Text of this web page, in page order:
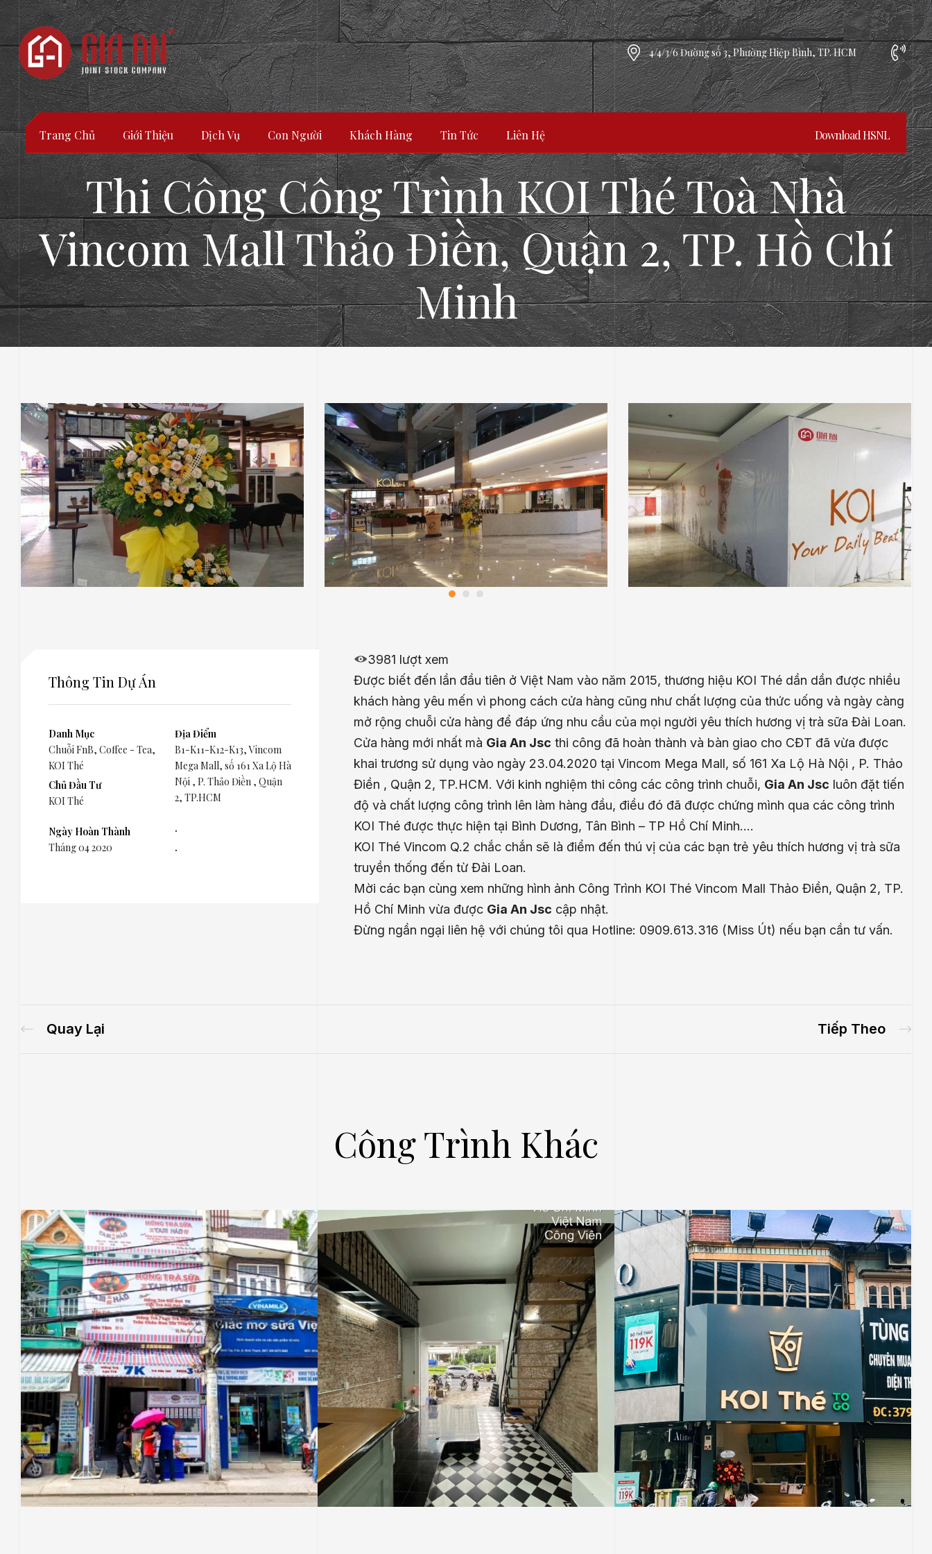
4/4/3/6 Đường số 3, Phường Hiệp Bình, TP. HCM
Trang Chủ Giới Thiệu Dịch Vụ Con Người Khách Hàng Tin Tức Liên Hệ Download HSNL
Thi Công Công Trình KOI Thé Toà Nhà
Vincom Mall Thảo Điền, Quận 2, TP. Hồ Chí
Minh
Thông Tin Dự Án
Danh Mục
Chuỗi FnB, Coffee - Tea,
KOI Thé
Chủ Đầu Tư
KOI Thé
Ngày Hoàn Thành
Tháng 04 2020
Địa Điểm
B1-K11-K12-K13, Vincom
Mega Mall, số 161 Xa Lộ Hà
Nội , P. Thảo Điền , Quận
2, TP.HCM
.
.
3981 lượt xem
Được biết đến lần đầu tiên ở Việt Nam vào năm 2015, thương hiệu KOI Thé dần dần được nhiều
khách hàng yêu mến vì phong cách cửa hàng cũng như chất lượng của thức uống và ngày càng
mở rộng chuỗi cửa hàng để đáp ứng nhu cầu của mọi người yêu thích hương vị trà sữa Đài Loan.
Cửa hàng mới nhất mà Gia An Jsc thi công đã hoàn thành và bàn giao cho CĐT đã vừa được
khai trương sử dụng vào ngày 23.04.2020 tại Vincom Mega Mall, số 161 Xa Lộ Hà Nội , P. Thảo
Điền , Quận 2, TP.HCM. Với kinh nghiệm thi công các công trình chuỗi, Gia An Jsc luôn đặt tiến
độ và chất lượng công trình lên làm hàng đầu, điều đó đã được chứng mình qua các công trình
KOI Thé được thực hiện tại Bình Dương, Tân Bình – TP Hồ Chí Minh….
KOI Thé Vincom Q.2 chắc chắn sẽ là điểm đến thú vị của các bạn trẻ yêu thích hương vị trà sữa
truyền thống đến từ Đài Loan.
Mời các bạn cùng xem những hình ảnh Công Trình KOI Thé Vincom Mall Thảo Điền, Quận 2, TP.
Hồ Chí Minh vừa được Gia An Jsc cập nhật.
Đừng ngần ngại liên hệ với chúng tôi qua Hotline: 0909.613.316 (Miss Út) nếu bạn cần tư vấn.
Quay Lại Tiếp Theo
Công Trình Khác
COFFEE - TEA TAM HẢO
Thi Công Công Trình Quán Trà Sữa Tam
THI CÔNG COFFEE - TEA
Thiết Kế Thi Công Nội Thất Công Trình Trà
CHUỖI BÁN LẺ CHUỖI FNB
COFFEE - TEA
KOI THÉ
Thi Công Công Trình KOI The Tại 377 Cầu